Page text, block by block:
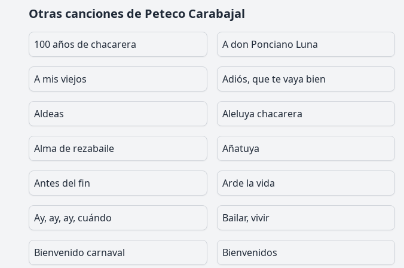
Otras canciones de Peteco Carabajal
100 años de chacarera A don Ponciano Luna
A mis viejos Adiós, que te vaya bien
Aldeas Aleluya chacarera
Alma de rezabaile Añatuya
Antes del fin Arde la vida
Ay, ay, ay, cuándo Bailar, vivir
Bienvenido carnaval Bienvenidos